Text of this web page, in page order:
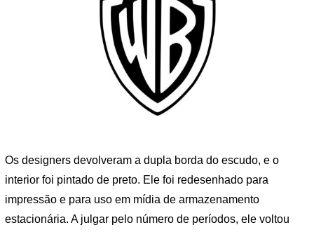
Os designers devolveram a dupla borda do escudo, e o
interior foi pintado de preto. Ele foi redesenhado para
impressão e para uso em mídia de armazenamento
estacionária. A julgar pelo número de períodos, ele voltou